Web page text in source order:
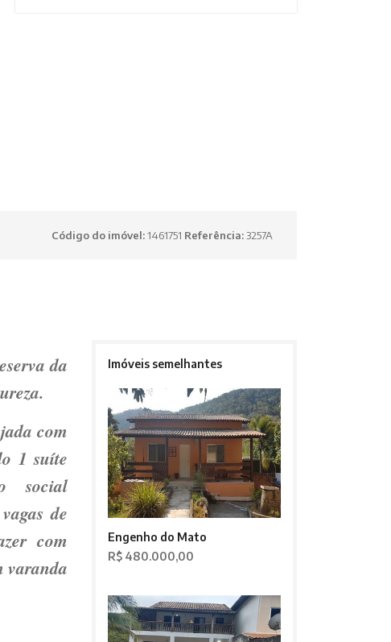
Código do imóvel:1461751 Referência:3257A
da
com
1 suíte
social
de
com
varanda
Imóveis semelhantes
Engenho do Mato
R$ 480.000,00